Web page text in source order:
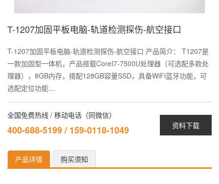
T-1207加固平板电脑-轨道检测探伤-航空接口
T-1207加固平板电脑-轨道检测探伤-航空接口 产品简介： T1207是
一款加固型一体机，产品搭载CoreI7-7500U处理器（可选配多款处
理器），8GB内存，搭配128GB容量SSD，具备WiFi蓝牙功能，可
选配定位功能…
资料下载
全国免费热线 / 移动电话（同微信）
400-688-5199 / 159-0118-1049
产品详情 购买须知